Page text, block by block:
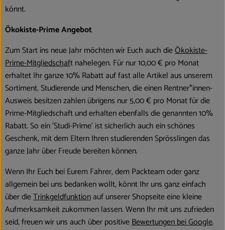
könnt.
Ökokiste-Prime Angebot
Zum Start ins neue Jahr möchten wir Euch auch dieÖkokiste-
Prime-Mitgliedschaft nahelegen. Für nur 10,00 € pro Monat
erhaltet Ihr ganze 10% Rabatt auf fast alle Artikel aus unserem
Sortiment. Studierende und Menschen, die einen Rentner*innen-
Ausweis besitzen zahlen übrigens nur 5,00 € pro Monat für die
Prime-Mitgliedschaft und erhalten ebenfalls die genannten 10%
Rabatt. So ein 'Studi-Prime' ist sicherlich auch ein schönes
Geschenk, mit dem Eltern Ihren studierenden Sprösslingen das
ganze Jahr über Freude bereiten können.
Wenn Ihr Euch bei Eurem Fahrer, dem Packteam oder ganz
allgemein bei uns bedanken wollt, könnt Ihr uns ganz einfach
über dieTrinkgeldfunktionauf unserer Shopseite eine kleine
Aufmerksamkeit zukommen lassen. Wenn Ihr mit uns zufrieden
seid, freuen wir uns auch über positiveBewertungen bei Google.